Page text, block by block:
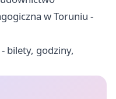
w Toruniu -
bilety, godziny,